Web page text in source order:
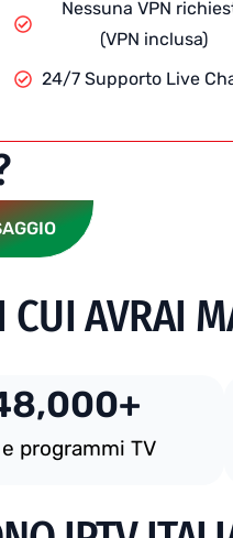
Nessuna VPN
(VPN inclusa)
24/7 Supporto Live
AVRAI
programmi TV
+